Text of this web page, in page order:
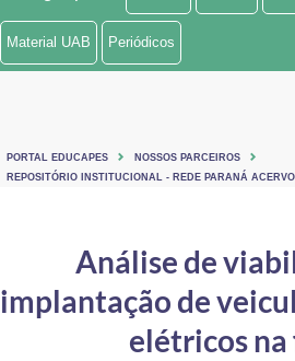
Ministério de Minas e Energia
Ministério do Turismo
Controladoria-Geral da União
Ministério da Mulher, da Família e dos Direitos
Material UAB Periódicos
PORTAL EDUCAPES
NOSSOS PARCEIROS
REPOSITÓRIO INSTITUCIONAL - REDE PARANÁ ACERVO
Análise de
implantação de
elétricos